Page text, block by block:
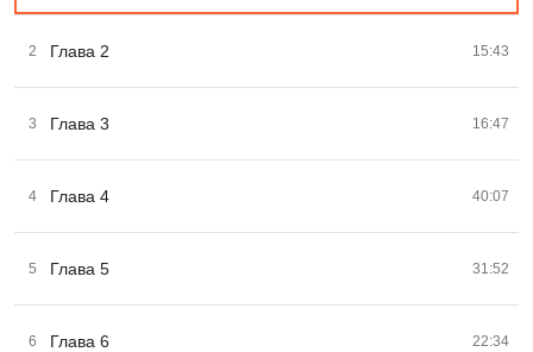
2 Глава 2 15:43
3 Глава 3 16:47
4 Глава 4 40:07
5 Глава 5 31:52
6 Глава 6 22:34